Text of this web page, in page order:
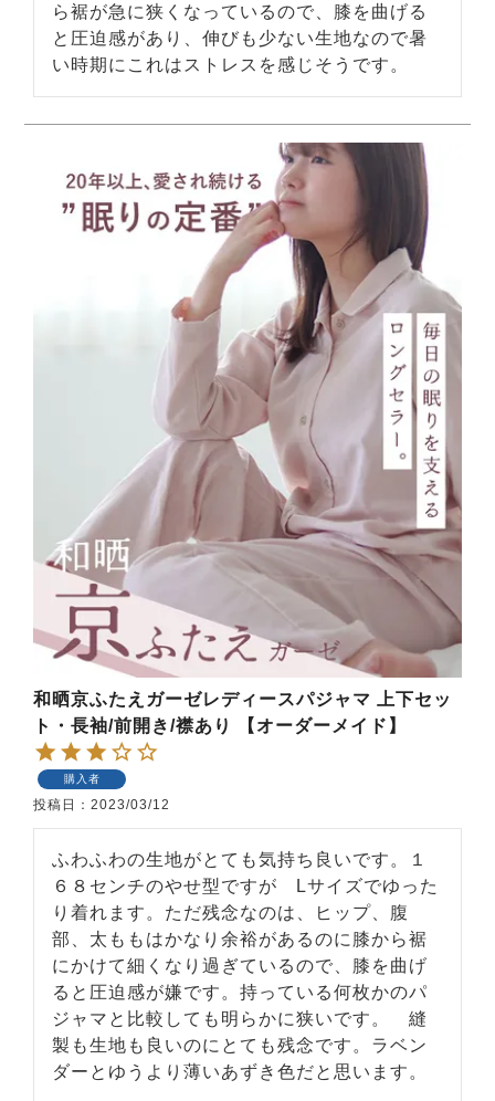
ら裾が急に狭くなっているので、膝を曲げる
と圧迫感があり、伸びも少ない生地なので暑
い時期にこれはストレスを感じそうです。
和晒京ふたえガーゼレディースパジャマ 上下セッ
ト・長袖/前開き/襟あり 【オーダーメイド】
購入者
投稿日 2023/03/12
ふわふわの生地がとても気持ち良いです。１
６８センチのやせ型ですが　Lサイズでゆった
り着れます。ただ残念なのは、ヒップ、腹
部、太ももはかなり余裕があるのに膝から裾
にかけて細くなり過ぎているので、膝を曲げ
ると圧迫感が嫌です。持っている何枚かのパ
ジャマと比較しても明らかに狭いです。　縫
製も生地も良いのにとても残念です。ラベン
ダーとゆうより薄いあずき色だと思います。